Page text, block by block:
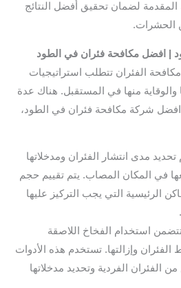
المقدمة لضمان تحقيق أفضل النتائج
الحشرات.
| افضل مكافحة فئران في الطود
الفئران تتطلب استراتيجيات
والوقاية منها في المستقبل. هناك عدة
شركة مكافحة فئران في الطود،
تحديد مدى انتشار الفئران ومدخلاتها
في المكان المصاب. يتم تقييم حجم
الرئيسية التي يجب التركيز عليها
تتضمن استخدام الفخاخ اللاصقة
الفئران وإزالتها. تستخدم هذه الأدوات
الفئران الفردية وتحديد مدخلاتها